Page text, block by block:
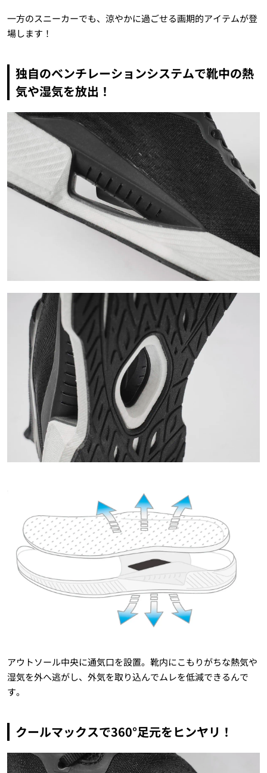
一方のスニーカーでも、涼やかに過ごせる画期的アイテムが登
場します！
独自のベンチレーションシステムで靴中の熱
気や湿気を放出！
アウトソール中央に通気口を設置。靴内にこもりがちな熱気や
湿気を外へ逃がし、外気を取り込んでムレを低減できるんで
す。
クールマックスで360°足元をヒンヤリ！